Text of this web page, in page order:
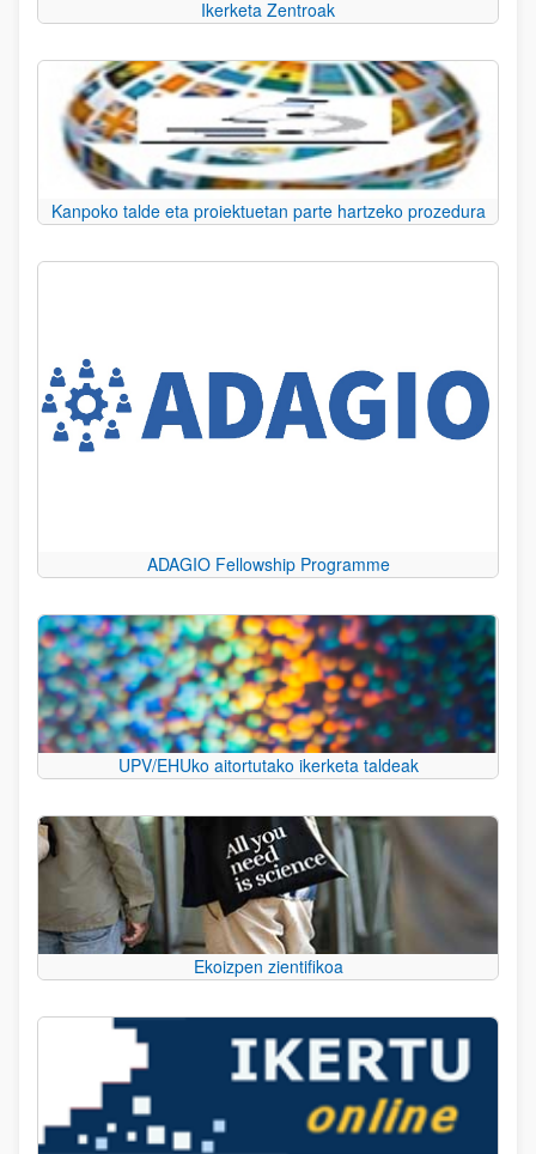
Ikerketa Zentroak
Kanpoko talde eta proiektuetan parte hartzeko prozedura
ADAGIO Fellowship Programme
UPV/EHUko aitortutako ikerketa taldeak
Ekoizpen zientifikoa